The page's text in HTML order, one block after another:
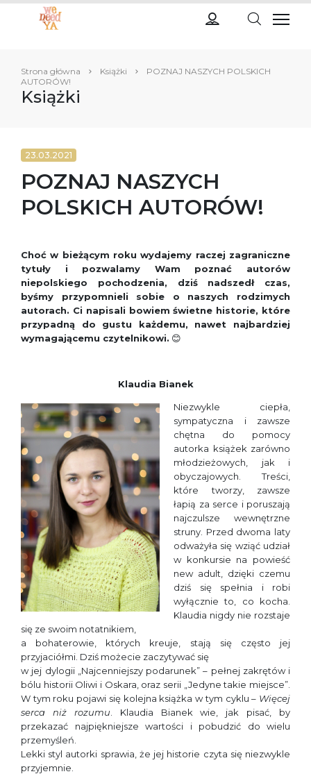
Strona główna Książki
POZNAJ NASZYCH POLSKICH
AUTORÓW!
Książki
23.03.2021
POZNAJ NASZYCH
POLSKICH AUTORÓW!
Choć w bieżącym roku wydajemy raczej zagraniczne
tytuły i pozwalamy Wam poznać autorów
niepolskiego pochodzenia, dziś nadszedł czas,
byśmy przypomnieli sobie o naszych rodzimych
autorach. Ci napisali bowiem świetne historie, które
przypadną do gustu każdemu, nawet najbardziej
wymagającemu czytelnikowi. 😊
Klaudia Bianek
Niezwykle ciepła,
sympatyczna i zawsze
chętna do pomocy
autorka książek zarówno
młodzieżowych, jak i
obyczajowych. Treści,
które tworzy, zawsze
łapią za serce i poruszają
najczulsze wewnętrzne
struny. Przed dwoma laty
odważyła się wziąć udział
w konkursie na powieść
new adult, dzięki czemu
dziś się spełnia i robi
wyłącznie to, co kocha.
Klaudia nigdy nie rozstaje
się ze swoim notatnikiem,
a bohaterowie, których kreuje, stają się często jej
przyjaciółmi. Dziś możecie zaczytywać się
w jej dylogii „Najcenniejszy podarunek” – pełnej zakrętów i
bólu historii Oliwi i Oskara, oraz serii „Jedyne takie miejsce”.
W tym roku pojawi się kolejna książka w tym cyklu – Więcej
serca niż rozumu . Klaudia Bianek wie, jak pisać, by
przekazać najpiękniejsze wartości i pobudzić do wielu
przemyśleń.
Lekki styl autorki sprawia, że jej historie czyta się niezwykle
przyjemnie.